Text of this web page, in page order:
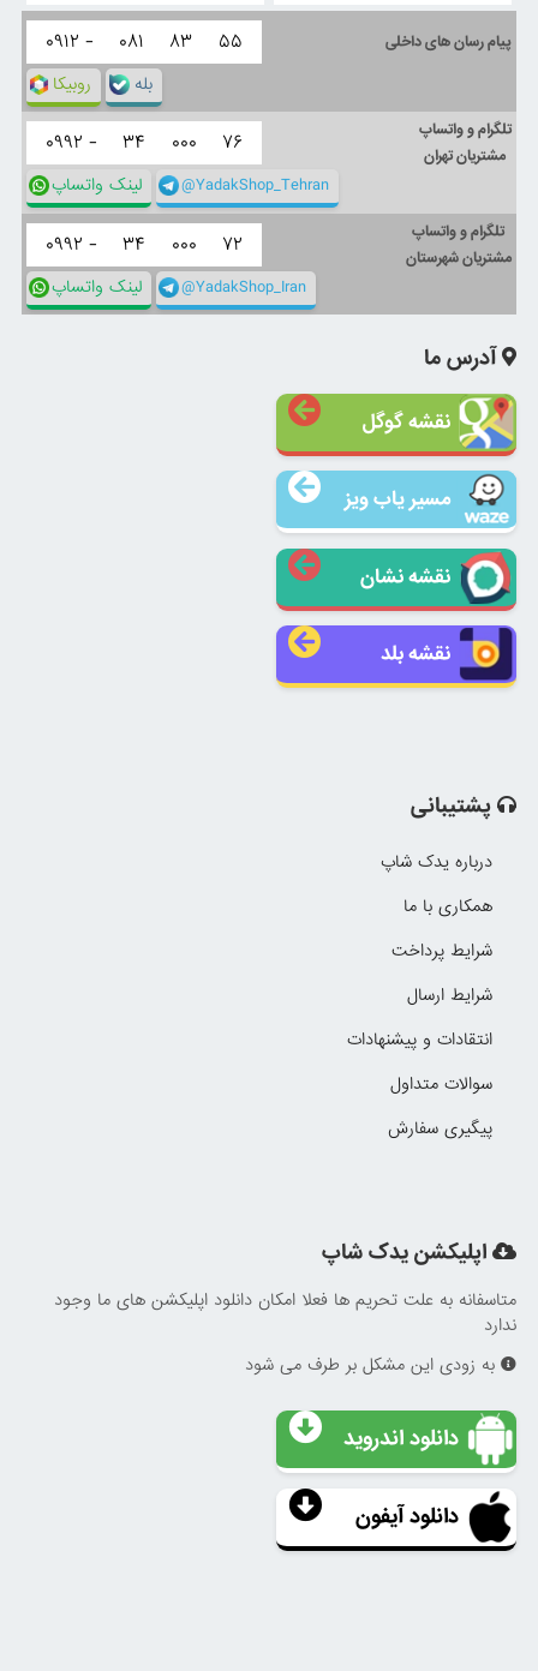
پیام رسان های داخلی ۰۹۱۲ - ۰۸۱ ۸۳ ۵۵
روبیکا بله
تلگرام و واتساپ
مشتریان تهران
۰۹۹۲ - ۳۴ ۰۰۰ ۷۶
لینک واتساپ @YadakShop_Tehran
تلگرام و واتساپ
مشتریان شهرستان
۰۹۹۲ - ۳۴ ۰۰۰ ۷۲
لینک واتساپ @YadakShop_Iran
آدرس ما
نقشه گوگل
مسیر یاب ویز
نقشه نشان
نقشه بلد
پشتیبانی
درباره یدک شاپ
همکاری با ما
شرایط پرداخت
شرایط ارسال
انتقادات و پیشنهادات
سوالات متداول
پیگیری سفارش
اپلیکشن یدک شاپ
متاسفانه به علت تحریم ها فعلا امکان دانلود اپلیکشن های ما وجود
ندارد
به زودی این مشکل بر طرف می شود
دانلود اندروید
دانلود آیفون